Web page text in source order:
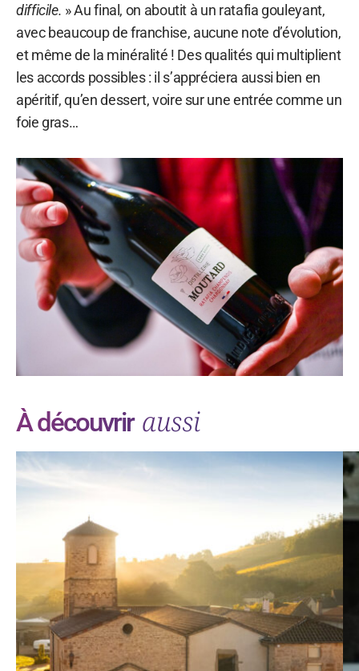
difficile. » Au final, on aboutit à un ratafia gouleyant,
avec beaucoup de franchise, aucune note d’évolution,
et même de la minéralité ! Des qualités qui multiplient
les accords possibles : il s’appréciera aussi bien en
apéritif, qu’en dessert, voire sur une entrée comme un
foie gras…
À découvrir aussi